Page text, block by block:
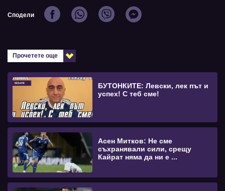
Сподели
Прочетете още
БУТОНКИТЕ: Левски, лек път и
успех! С теб сме!
Асен Митков: Не сме
съхранявали сили, срещу
Кайрат няма да ни е ...